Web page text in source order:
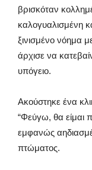
βρισκόταν
καλογυαλισμένη
ξινισμένο νόημα
άρχισε να
υπόγειο.
Ακούστηκε ένα
“Φεύγω, θα είμαι
εμφανώς
πτώματος.